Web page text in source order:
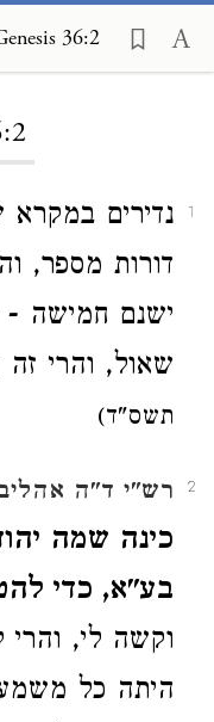
36:2
1
נדירים
דורות מספר,
ישנם חמישה -
שאול, והרי זה
תשס"ד)
2 רש"י ד"ה
כינה שמה
בע"א, כדי
וקשה לי, והרי
היתה כל